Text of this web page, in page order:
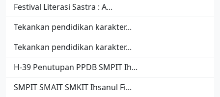
Festival Literasi Sastra : A...
Tekankan pendidikan karakter...
Tekankan pendidikan karakter...
H-39 Penutupan PPDB SMPIT Ih...
SMPIT SMAIT SMKIT Ihsanul Fi...